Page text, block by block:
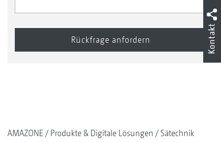
AMAZONE Produkte & Digitale Lösungen
Sätechnik
Kontakt